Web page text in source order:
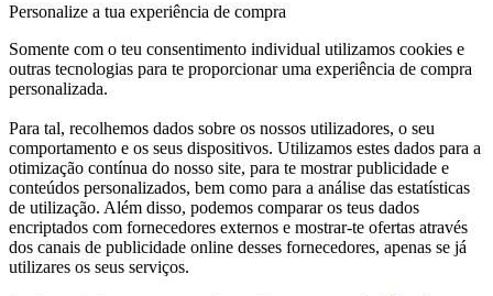
Personalize a tua experiência de compra
Somente com o teu consentimento individual utilizamos cookies e
outras tecnologias para te proporcionar uma experiência de compra
personalizada.
Para tal, recolhemos dados sobre os nossos utilizadores, o seu
comportamento e os seus dispositivos. Utilizamos estes dados para a
otimização contínua do nosso site, para te mostrar publicidade e
conteúdos personalizados, bem como para a análise das estatísticas
de utilização. Além disso, podemos comparar os teus dados
encriptados com fornecedores externos e mostrar-te ofertas através
dos canais de publicidade online desses fornecedores, apenas se já
utilizares os seus serviços.